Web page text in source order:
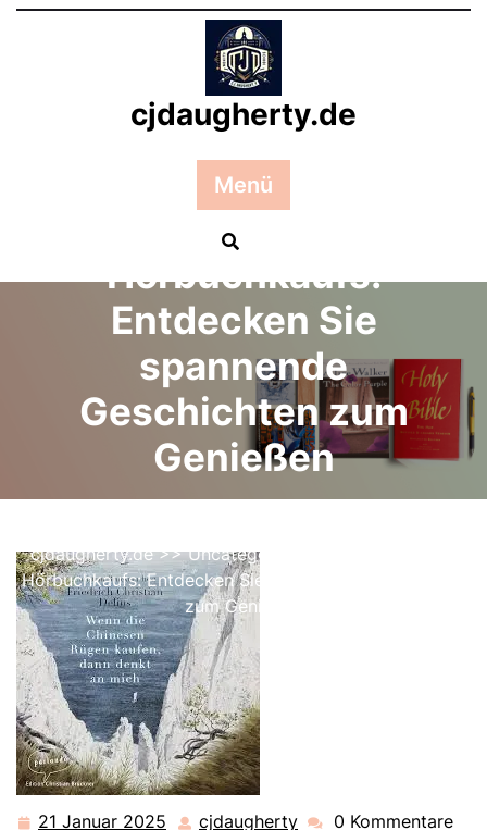
Zum
cjdaugherty.de
Menü
Posted On 21 Januar 2025
Die Kunst des
Hörbuchkaufs:
Entdecken Sie
spannende
Geschichten zum
Genießen
cjdaugherty.de>>Uncategorized
Hörbuchkaufs: Entdecken Sie spannende Geschichten
zum Genießen
21 Januar 2025 21 cjdaugherty cjdaugherty
0 Kommentare